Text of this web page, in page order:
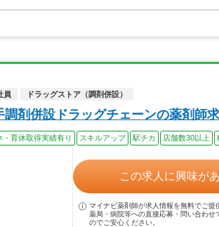
員 ドラッグストア（調剤併設）
調剤併設ドラッグチェーンの薬剤師
・育休取得実績有り スキルアップ 駅チカ 店舗数30以上
この求人に興味が
マイナビ薬剤師が求人情報を無料でご提
薬局・病院等への直接応募・問い合わせ
のでご安心ください。